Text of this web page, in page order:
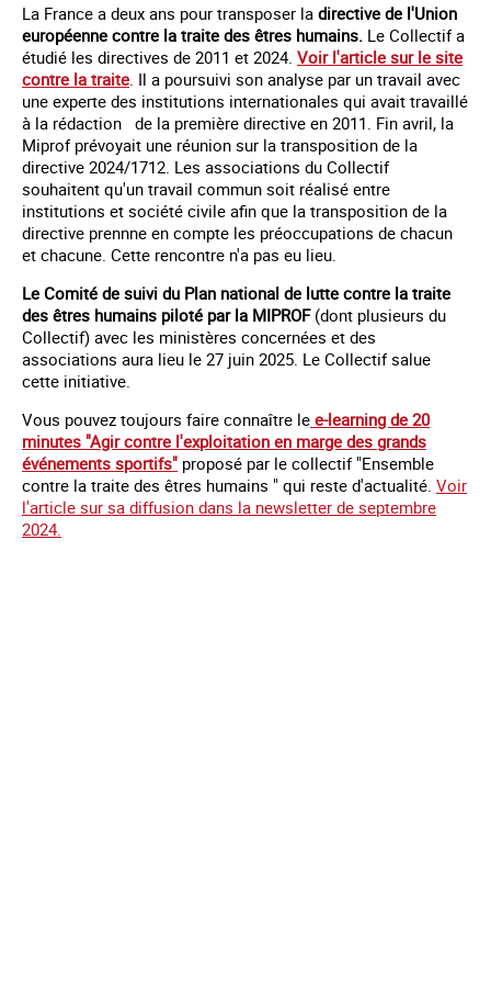
La France a deux ans pour transposer la directive de l'Union
européenne contre la traite des êtres humains. Le Collectif a
étudié les directives de 2011 et 2024. Voir l'article sur le site
contre la traite . Il a poursuivi son analyse par un travail avec
une experte des institutions internationales qui avait travaillé
à la rédaction de la première directive en 2011. Fin avril, la
Miprof prévoyait une réunion sur la transposition de la
directive 2024/1712. Les associations du Collectif
souhaitent qu'un travail commun soit réalisé entre
institutions et société civile afin que la transposition de la
directive prennne en compte les préoccupations de chacun
et chacune. Cette rencontre n'a pas eu lieu.
Le Comité de suivi du Plan national de lutte contre la traite
des êtres humains piloté par la MIPROF(dont plusieurs du
Collectif) avec les ministères concernées et des
associations aura lieu le 27 juin 2025. Le Collectif salue
cette initiative.
Vous pouvez toujours faire connaître le e-learning de 20
minutes "Agir contre l'exploitation en marge des grands
événements sportifs" proposé par le collectif "Ensemble
contre la traite des êtres humains " qui reste d'actualité. Voir
l'article sur sa diffusion dans la newsletter de septembre
2024.